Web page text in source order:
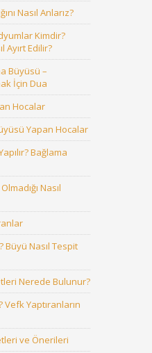
Nasıl Anlarız?
Kimdir?
Ayırt Edilir?
Büyüsü –
İçin Dua
Hocalar
Yapan Hocalar
Bağlama
Nasıl
Nasıl Tespit
Nerede Bulunur?
Vefk Yaptıranların
ve Önerileri